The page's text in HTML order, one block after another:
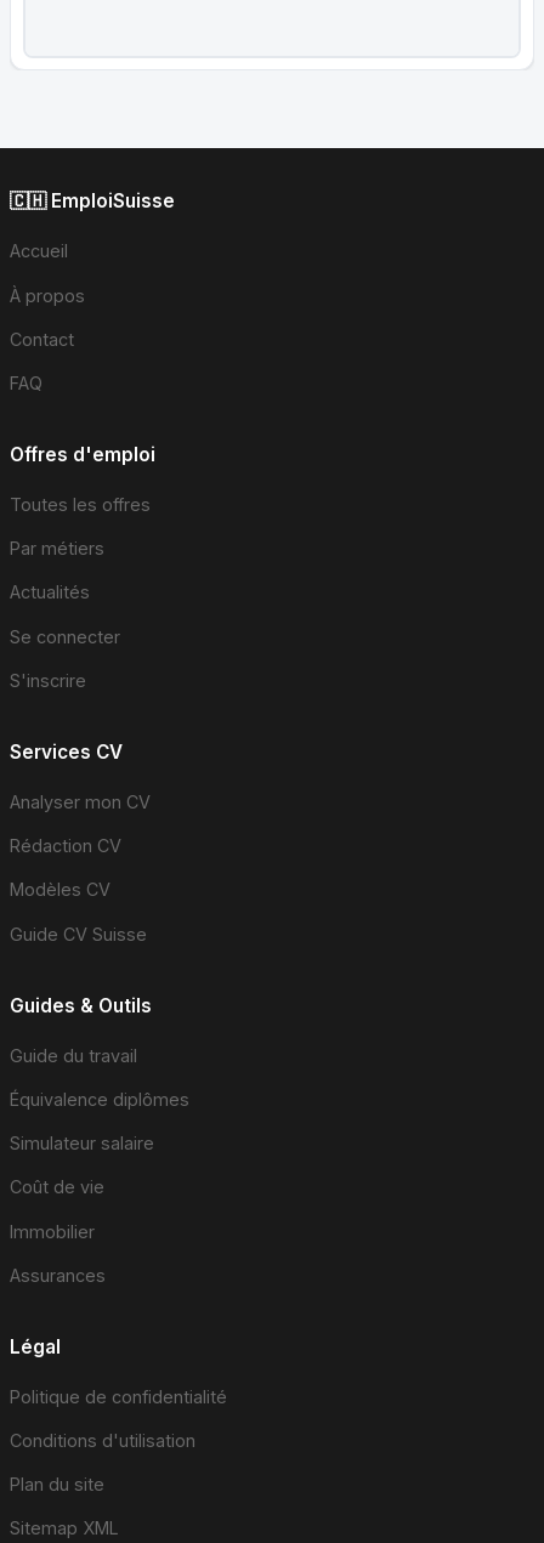
🇨🇭 EmploiSuisse
Accueil
À propos
Contact
FAQ
Offres d'emploi
Toutes les offres
Par métiers
Actualités
Se connecter
S'inscrire
Services CV
Analyser mon CV
Rédaction CV
Modèles CV
Guide CV Suisse
Guides & Outils
Guide du travail
Équivalence diplômes
Simulateur salaire
Coût de vie
Immobilier
Assurances
Légal
Politique de confidentialité
Conditions d'utilisation
Plan du site
Sitemap XML